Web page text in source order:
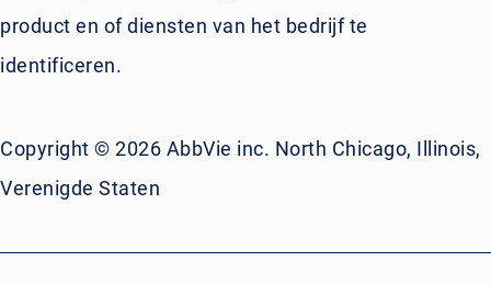
product en of diensten van het bedrijf te
identificeren.
Copyright © 2026 AbbVie inc. North Chicago, Illinois,
Verenigde Staten